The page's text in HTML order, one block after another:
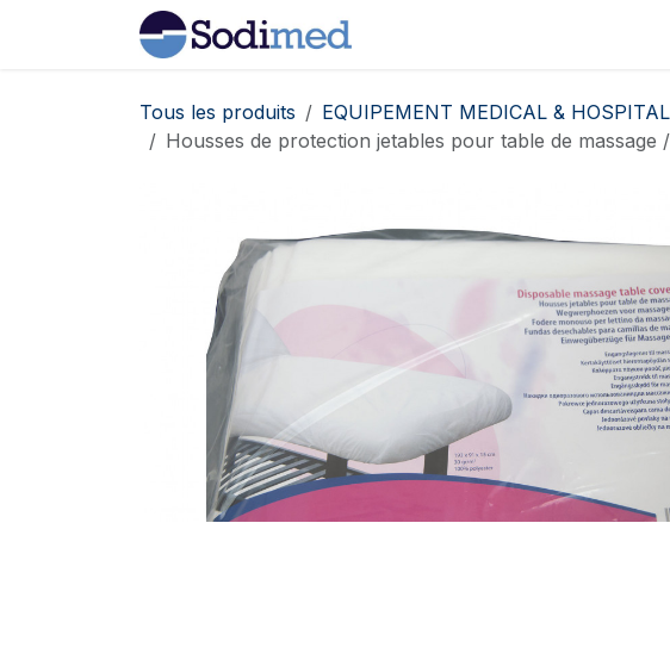
Se rendre au contenu
Tous les produits
EQUIPEMENT MEDICAL &
Housses de protection jetables pour table de massage